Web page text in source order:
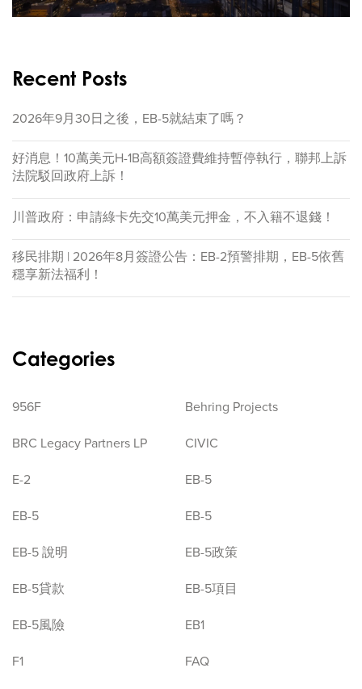
Recent Posts
2026年9月30日之後，EB-5就結束了嗎？
好消息！10萬美元H-1B高額簽證費維持暫停執行，聯邦上訴
法院駁回政府上訴！
川普政府：申請綠卡先交10萬美元押金，不入籍不退錢！
移民排期 | 2026年8月簽證公告：EB-2預警排期，EB-5依舊
穩享新法福利！
Categories
956F
Behring Projects
BRC Legacy Partners LP
CIVIC
E-2
EB-5
EB-5
EB-5
EB-5 說明
EB-5政策
EB-5貸款
EB-5項目
EB-5風險
EB1
F1
FAQ